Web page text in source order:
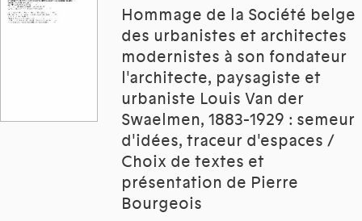
Hommage de la Société belge
des urbanistes et architectes
modernistes à son fondateur
l'architecte, paysagiste et
urbaniste Louis Van der
Swaelmen, 1883-1929 : semeur
d'idées, traceur d'espaces /
Choix de textes et
présentation de Pierre
Bourgeois